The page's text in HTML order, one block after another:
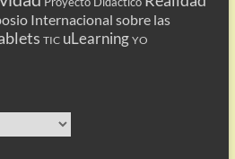
Internacional sobre las
TIC uLearning YO